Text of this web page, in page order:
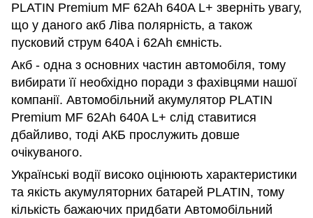
PLATIN Premium MF 62Ah 640A L+ зверніть увагу,
що у даного акб Ліва полярність, а також
пусковий струм 640A і 62Ah ємність.
Акб - одна з основних частин автомобіля, тому
вибирати її необхідно поради з фахівцями нашої
компанії. Автомобільний акумулятор PLATIN
Premium MF 62Ah 640A L+ слід ставитися
дбайливо, тоді АКБ прослужить довше
очікуваного.
Українські водії високо оцінюють характеристики
та якість акумуляторних батарей PLATIN, тому
кількість бажаючих придбати Автомобільний